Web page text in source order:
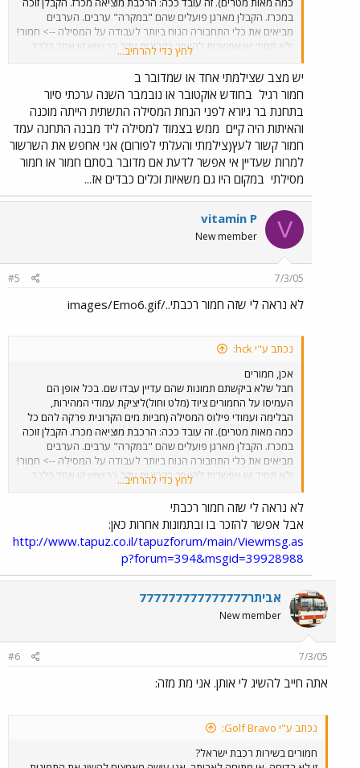
במכרז. הקבלן מארגן פועלים שהם "במקרה" ערבים. הערבים
מביאים את כלי התחבורה הנוח ביותר לעבודה על המסילה --> חמור!
ולא תמיד יש אפשרות להיעזר בקרונית עקב כך שיש קו אחד בלבד
והרבה כלי עבודה הנדסים שנעים בו (מווסת, פלסר, מנוף ,רבד).
לחץ כדי להרחיב...
יש מצב שצילמתי אחד או שמדובר ב
חמור רגיל בחודש אוקטובר או נובמבר השנה ערכתי סיור
בתחנת בר גיורא לפני הנחת המסילה התשתית הייתה מוכנה
והאיתות היה קיים ממש בצמוד למסילה ליד מבנה התחנה עמד
חמור קשור לעץ(צילמתי והעלתי לפורום) אני אחפש את השרשור
למרות שעדיין אי אפשר לדעת אם מדובר בסתם חמור או חמור
מסילתי במקום היו גם משאיות וכלים כבדים אז...
V
vitamin P
New member
7/3/05
#5
לא נראה לי שזה חמור רכבתי../images/Emo6.gif
נכתב ע"י hck:
אכן, חמורים
חבל שלא ביקשתם תמונות שהם עדיין עבדו שם. בכל אופן הם
העמיסו על החמורים ציוד (מלט וחול)ליציקת עמודי המהירות,
הבלימה ועמודי פילוס המסילה (חביות מים הקרונית פרקה להם כל
כמה מאות מטרים). זה עובד ככה: הרכבת מוציאה מכרז. הקבלן זוכה
במכרז. הקבלן מארגן פועלים שהם "במקרה" ערבים. הערבים
מביאים את כלי התחבורה הנוח ביותר לעבודה על המסילה --> חמור!
ולא תמיד יש אפשרות להיעזר בקרונית עקב כך שיש קו אחד בלבד
והרבה כלי עבודה הנדסים שנעים בו (מווסת, פלסר, מנוף ,רבד).
לחץ כדי להרחיב...
לא נראה לי שזה חמור רכבתי
אבל אפשר להזכר בו ובתמונות אחרות כאן:
http://www.tapuz.co.il/tapuzforum/main/Viewmsg.as
p?forum=394&msgid=39928988
אביתר777777777777777
New member
7/3/05
#6
אתה חייב להשיג לי אותן. אני מת מזה:
נכתב ע"י Golf Bravo:
חמורים בשירות רכבת ישראל?